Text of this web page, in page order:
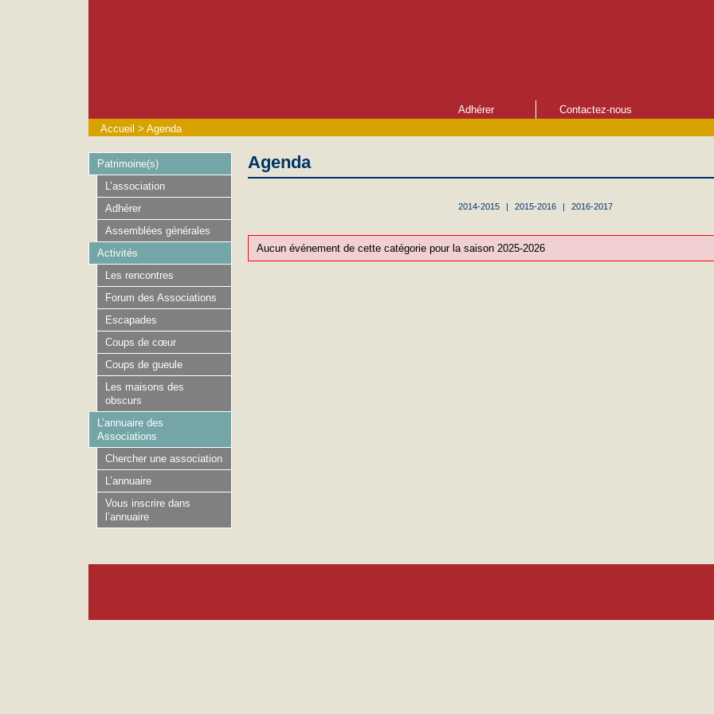
Adhérer
Contactez-nous
Accueil > Agenda
Agenda
2014-2015 | 2015-2016 | 2016-2017
Aucun événement de cette catégorie pour la saison 2025-2026
Patrimoine(s)
L’association
Adhérer
Assemblées générales
Activités
Les rencontres
Forum des Associations
Escapades
Coups de cœur
Coups de gueule
Les maisons des
obscurs
L’annuaire des
Associations
Chercher une association
L’annuaire
Vous inscrire dans
l’annuaire